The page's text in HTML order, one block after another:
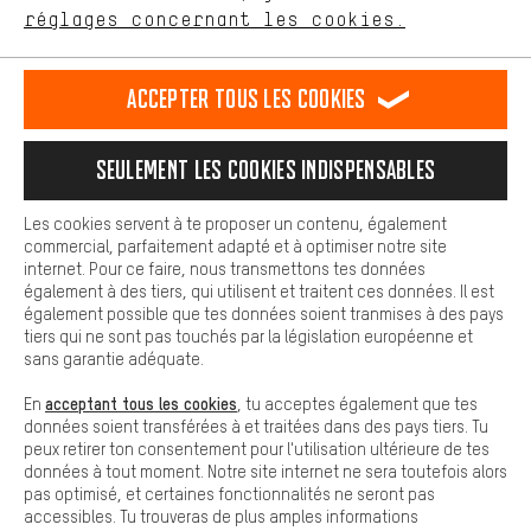
français english
EN Deutsch español
RÉSILIER LE CONTRAT Communauté d'Aix-la-Chapelle
Programme d'affiliation Mentions Légales Protection des données
Conditions générales de vente Plateforme d'Alerte
Reprise des batteries Corepile Paramètres de cookies
Modifier le contraste
Tous les prix s'entendent en euros (MwSt hors) plus les
frais de portpour la livraison versÉtats-Unis.
réglages concernant les cookies.
Plus de confort
est plus confortable. Avec les cookies de confort, nous
Nous pouvons ainsi mettre à ta disposition d'autres contenus et
informations utiles. De plus, tu as la possibilité d'utiliser des
facilement les bons produits. Par exemple, nous proposons une
facilement aux questions.
Cookies de base
Les cookies de base garantissent que tu puisses utiliser les
fonctions de notre site web.
Accepter tous les cookies
Seulement les cookies indispensables
Les cookies servent à te proposer un contenu, également
commercial, parfaitement adapté et à optimiser notre site
internet. Pour ce faire, nous transmettons tes données
également à des tiers, qui utilisent et traitent ces données. Il est
également possible que tes données soient tranmises à des pays
tiers qui ne sont pas touchés par la législation européenne et
sans garantie adéquate.
En acceptant tous les cookies , tu acceptes également que tes
données soient transférées à et traitées dans des pays tiers. Tu
peux retirer ton consentement pour l'utilisation ultérieure de tes
données à tout moment. Notre site internet ne sera toutefois alors
pas optimisé, et certaines fonctionnalités ne seront pas
accessibles. Tu trouveras de plus amples informations